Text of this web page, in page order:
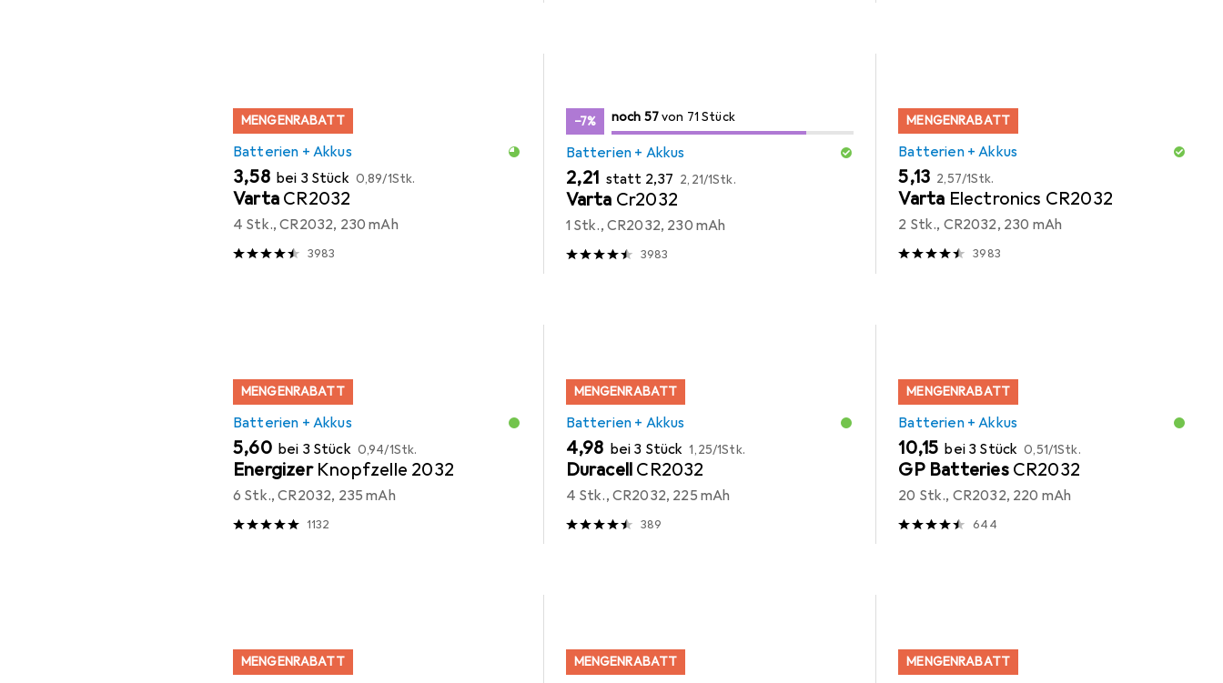
MENGENRABATT
Batterien + Akkus
EUR
3,58 bei 3 Stück EUR
0,89/1Stk.
Varta CR2032
4 Stk., CR2032, 230 mAh
3983
−7% 57/ 71
57von 71 Stück
noch 57von 71 Stück
Batterien + Akkus
EUR
2,21 statt EUR
2,37 EUR
2,21/1Stk.
Varta Cr2032
1 Stk., CR2032, 230 mAh
3983
MENGENRABATT
Batterien + Akkus
EUR
5,13 EUR
2,57/1Stk.
Varta Electronics CR2032
2 Stk., CR2032, 230 mAh
3983
MENGENRABATT
Batterien + Akkus
EUR
5,60 bei 3 Stück EUR
0,94/1Stk.
Energizer Knopfzelle 2032
6 Stk., CR2032, 235 mAh
1132
MENGENRABATT
Batterien + Akkus
EUR
4,98 bei 3 Stück EUR
1,25/1Stk.
Duracell CR2032
4 Stk., CR2032, 225 mAh
389
MENGENRABATT
Batterien + Akkus
EUR
10,15 bei 3 Stück EUR
0,51/1Stk.
GP Batteries CR2032
20 Stk., CR2032, 220 mAh
644
MENGENRABATT MENGENRABATT MENGENRABATT